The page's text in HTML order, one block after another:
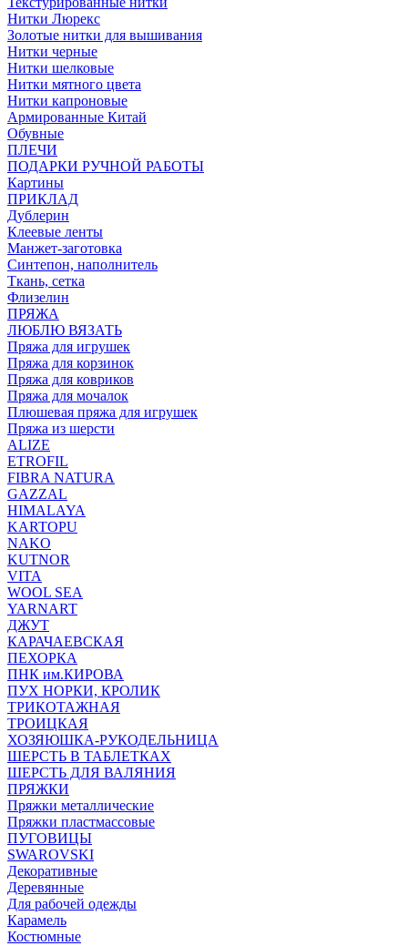
Нитки Люрекс
Золотые нитки для вышивания
Нитки черные
Нитки шелковые
Нитки мятного цвета
Нитки капроновые
Армированные Китай
Обувные
ПЛЕЧИ
ПОДАРКИ РУЧНОЙ РАБОТЫ
Картины
ПРИКЛАД
Дублерин
Клеевые ленты
Манжет-заготовка
Синтепон, наполнитель
Ткань, сетка
Флизелин
ПРЯЖА
ЛЮБЛЮ ВЯЗАТЬ
Пряжа для игрушек
Пряжа для корзинок
Пряжа для ковриков
Пряжа для мочалок
Плюшевая пряжа для игрушек
Пряжа из шерсти
ALIZE
ETROFIL
FIBRA NATURA
GAZZAL
HIMALAYA
KARTOPU
NAKO
KUTNOR
VITA
WOOL SEA
YARNART
ДЖУТ
КАРАЧАЕВСКАЯ
ПЕХОРКА
ПНК им.КИРОВА
ПУХ НОРКИ, КРОЛИК
ТРИКОТАЖНАЯ
ТРОИЦКАЯ
ХОЗЯЮШКА-РУКОДЕЛЬНИЦА
ШЕРСТЬ В ТАБЛЕТКАХ
ШЕРСТЬ ДЛЯ ВАЛЯНИЯ
ПРЯЖКИ
Пряжки металлические
Пряжки пластмассовые
ПУГОВИЦЫ
SWAROVSKI
Декоративные
Деревянные
Для рабочей одежды
Карамель
Костюмные